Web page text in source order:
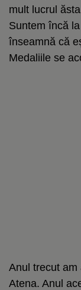
mult lucrul
Suntem încă
înseamnă că
Medaliile se
Anul trecut am
Atena. Anul